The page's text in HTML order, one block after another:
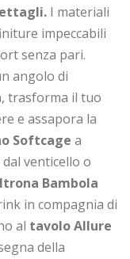
I materiali
impeccabili
senza pari.
angolo di
, trasforma il tuo
e assapora la
Softcage a
venticello o
Bambola
in compagnia di
al tavolo Allure
della